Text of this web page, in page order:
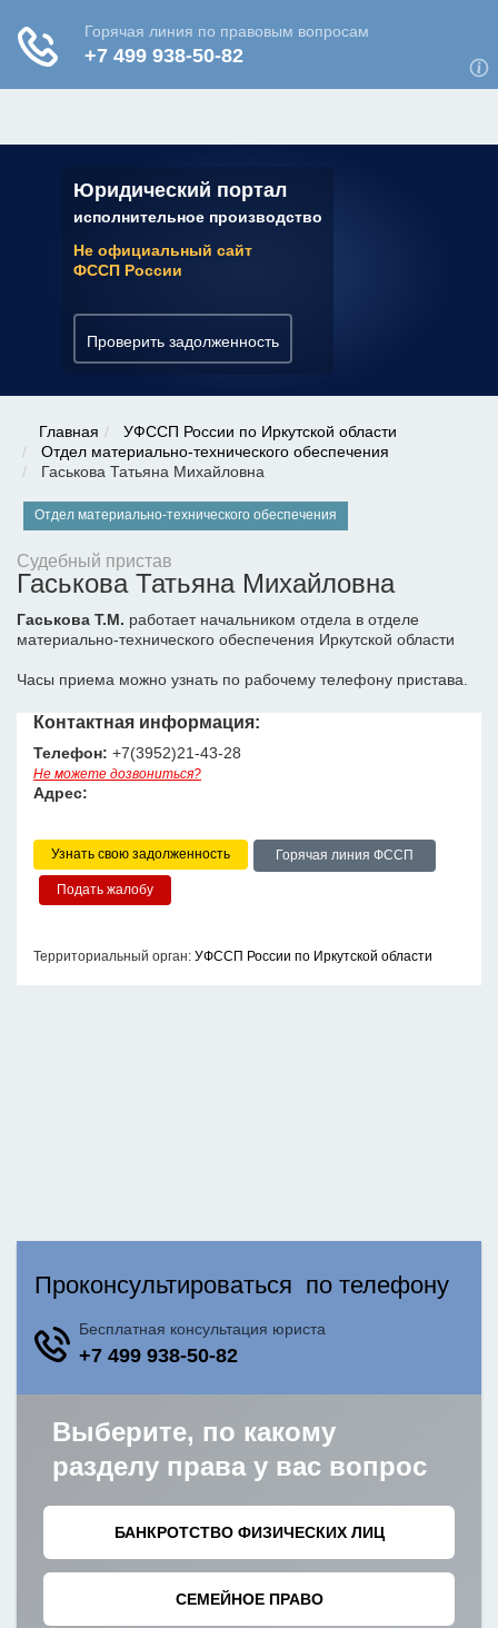
Юридический портал
исполнительное производство
Не официальный сайт
ФССП России
Проверить задолженность
✆ 7 (800) 350-22-64
Главная
УФССП России по Иркутской области
Отдел материально-технического обеспечения
Гаськова Татьяна Михайловна
Отдел материально-технического обеспечения
Судебный пристав
Гаськова Татьяна Михайловна
Гаськова Т.М. работает начальником отдела в отделе
материально-технического обеспечения Иркутской области
Часы приема можно узнать по рабочему телефону пристава.
Контактная информация:
Телефон: +7(3952)21-43-28
Не можете дозвониться?
Адрес:
Узнать свою задолженность Горячая линия ФССП
Территориальный орган: УФССП России по Иркутской области